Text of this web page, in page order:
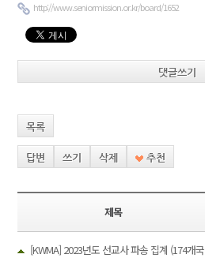
http://www.seniormission.or.kr/board/1652
댓글쓰기
목록
답변 쓰기 삭제 추천
제목
[KWMA] 2023년도 선교사 파송 집계 (174개국